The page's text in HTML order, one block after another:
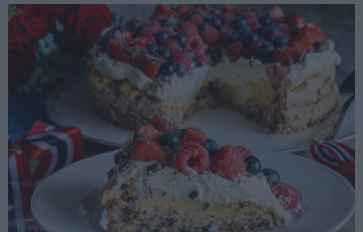
Hopp
hovedinnhold